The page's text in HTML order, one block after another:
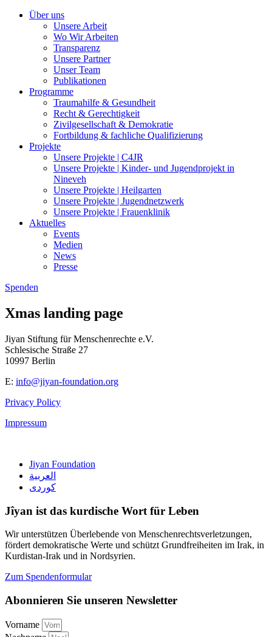
Über uns
Unsere Arbeit
Wo Wir Arbeiten
Transparenz
Unsere Partner
Unser Team
Publikationen
Programme
Traumahilfe & Gesundheit
Recht & Gerechtigkeit
Zivilgesellschaft & Demokratie
Fortbildung & fachliche Qualifizierung
Projekte
Unsere Projekte | C4JR
Unsere Projekte | Kinder- und Jugendprojekt in
Nineveh
Unsere Projekte | Heilgarten
Unsere Projekte | Jugendnetzwerk
Unsere Projekte | Frauenklinik
Aktuelles
Events
Medien
News
Presse
Spenden
Xmas landing page
Jiyan Stiftung für Menschenrechte e.V.
Schlesische Straße 27
10997 Berlin
E: info@jiyan-foundation.org
Privacy Policy
Impressum
Jiyan Foundation
العربية
کوردی
Jîyan ist das kurdische Wort für Leben
Wir unterstützen Überlebende von Menschenrechtsverletzungen,
fördert demokratische Werte und schützt Grundfreiheiten im Irak, in
Kurdistan-Irak und in Nordsyrien.
Zum Spendenformular
Abonnieren Sie unseren Newsletter
Vorname